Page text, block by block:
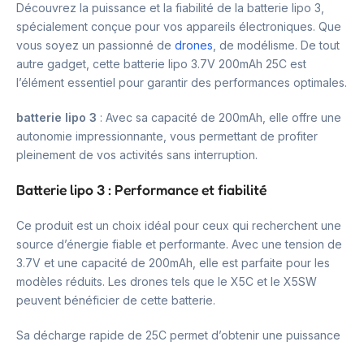
Découvrez la puissance et la fiabilité de la batterie lipo 3,
spécialement conçue pour vos appareils électroniques. Que
vous soyez un passionné de drones , de modélisme. De tout
autre gadget, cette batterie lipo 3.7V 200mAh 25C est
l’élément essentiel pour garantir des performances optimales.
batterie lipo 3 : Avec sa capacité de 200mAh, elle offre une
autonomie impressionnante, vous permettant de profiter
pleinement de vos activités sans interruption.
Batterie lipo 3 : Performance et fiabilité
Ce produit est un choix idéal pour ceux qui recherchent une
source d’énergie fiable et performante. Avec une tension de
3.7V et une capacité de 200mAh, elle est parfaite pour les
modèles réduits. Les drones tels que le X5C et le X5SW
peuvent bénéficier de cette batterie.
Sa décharge rapide de 25C permet d’obtenir une puissance